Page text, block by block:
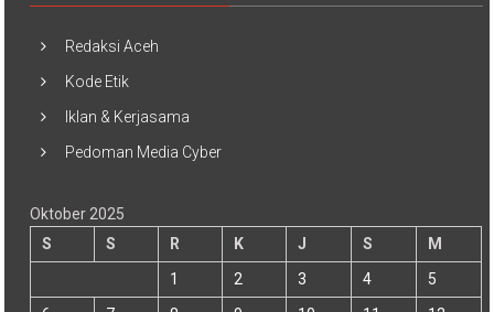
Redaksi Aceh
Kode Etik
Iklan & Kerjasama
Pedoman Media Cyber
Oktober 2025
S
S R K J S
M
1
2 3 4
5